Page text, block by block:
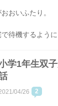
おいふたり。
待機するように
学1年生双
04/26 2